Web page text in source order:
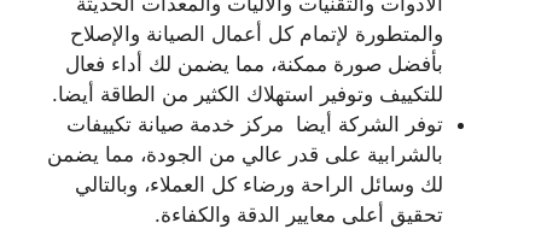
والمتطورة لإتمام كل أعمال الصيانة والإصلاح
بأفضل صورة ممكنة، مما يضمن لك أداء فعال
للتكييف وتوفير استهلاك الكثير من الطاقة أيضا.
توفر الشركة أيضا مركز خدمة صيانة تكييفات
بالشرابية على قدر عالي من الجودة، مما يضمن
لك وسائل الراحة ورضاء كل العملاء، وبالتالي
تحقيق أعلى معايير الدقة والكفاءة.